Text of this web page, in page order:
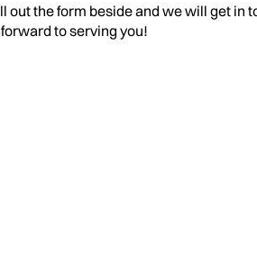
out the form beside and we will get in
to serving you!